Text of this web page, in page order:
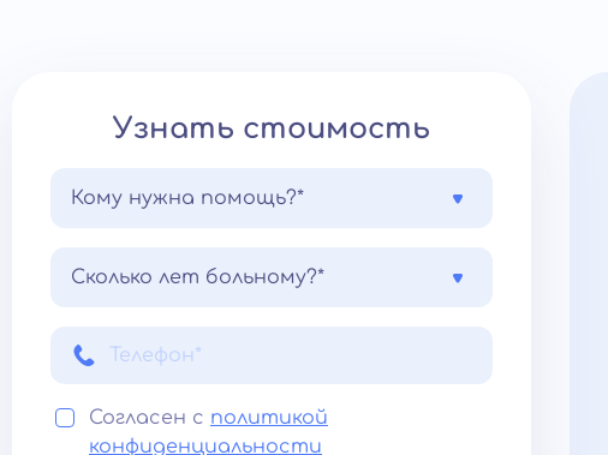
Узнать стоимость
Кому нужна помощь?*
Сколько лет больному?*
Согласен с политикой
конфиденциальности